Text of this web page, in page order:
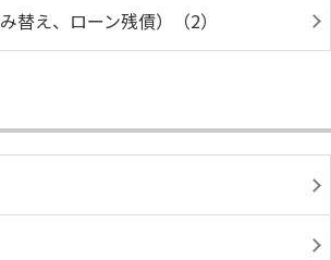
替え、ローン残債）（2）